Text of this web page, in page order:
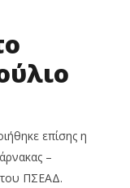
επίσης η
–
ΠΣΕΑΔ.